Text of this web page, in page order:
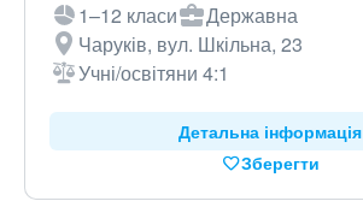
1–12 класи
Державна
Чаруків, вул. Шкільна, 23
Учні/освітяни 4:1
Детальна інформація
Зберегти